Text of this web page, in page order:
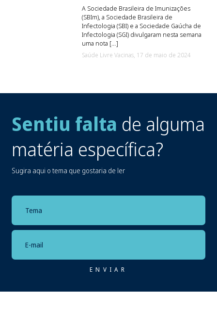
A Sociedade Brasileira de Imunizações
(SBIm), a Sociedade Brasileira de
Infectologia (SBI) e a Sociedade Gaúcha de
Infectologia (SGI) divulgaram nesta semana
uma nota […]
Saúde Livre Vacinas, 17 de maio de 2024
Sentiu falta de alguma
matéria específica?
Sugira aqui o tema que gostaria de ler